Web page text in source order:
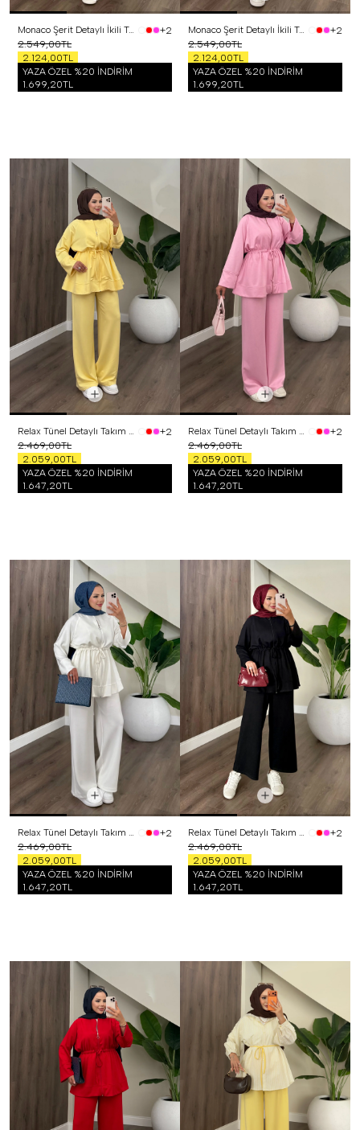
Monaco Şerit Detaylı İkili Takım Siyah
+2
2.549,00TL
2.124,00TL
YAZA ÖZEL %20 İNDİRİM
1.699,20TL
Monaco Şerit Detaylı İkili Takım Beyaz
+2
2.549,00TL
2.124,00TL
YAZA ÖZEL %20 İNDİRİM
1.699,20TL
Relax Tünel Detaylı Takım Sarı
+2
2.469,00TL
2.059,00TL
YAZA ÖZEL %20 İNDİRİM
1.647,20TL
Relax Tünel Detaylı Takım Pembe
+2
2.469,00TL
2.059,00TL
YAZA ÖZEL %20 İNDİRİM
1.647,20TL
Relax Tünel Detaylı Takım Beyaz
+2
2.469,00TL
2.059,00TL
YAZA ÖZEL %20 İNDİRİM
1.647,20TL
Relax Tünel Detaylı Takım Siyah
+2
2.469,00TL
2.059,00TL
YAZA ÖZEL %20 İNDİRİM
1.647,20TL